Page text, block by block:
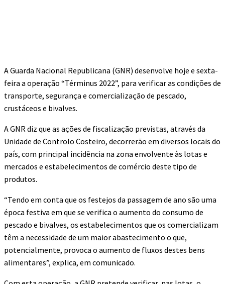
A Guarda Nacional Republicana (GNR) desenvolve hoje e sexta-
feira a operação “Términus 2022”, para verificar as condições de
transporte, segurança e comercialização de pescado,
crustáceos e bivalves.
A GNR diz que as ações de fiscalização previstas, através da
Unidade de Controlo Costeiro, decorrerão em diversos locais do
país, com principal incidência na zona envolvente às lotas e
mercados e estabelecimentos de comércio deste tipo de
produtos.
“Tendo em conta que os festejos da passagem de ano são uma
época festiva em que se verifica o aumento do consumo de
pescado e bivalves, os estabelecimentos que os comercializam
têm a necessidade de um maior abastecimento o que,
potencialmente, provoca o aumento de fluxos destes bens
alimentares”, explica, em comunicado.